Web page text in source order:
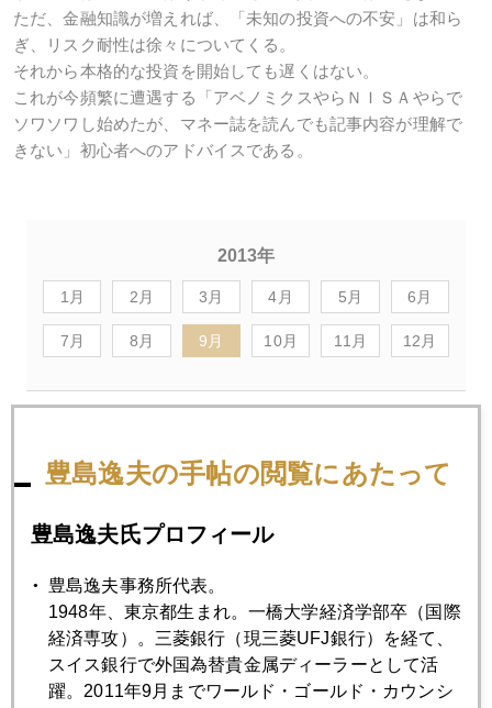
ただ、金融知識が増えれば、「未知の投資への不安」は和ら
ぎ、リスク耐性は徐々についてくる。
それから本格的な投資を開始しても遅くはない。
これが今頻繁に遭遇する「アベノミクスやらＮＩＳＡやらで
ソワソワし始めたが、マネー誌を読んでも記事内容が理解で
きない」初心者へのアドバイスである。
2013年
1月 2月 3月 4月 5月 6月
7月 8月 9月 10月 11月 12月
2013年09月27日
2013年09月26日
再新興国・日本の首相 ＮＹ取引所で演説の効果
豊島逸夫の手帖の閲覧にあたって
豊島逸夫氏プロフィール
豊島逸夫事務所代表。
1948年、東京都生まれ。一橋大学経済学部卒（国際
経済専攻）。三菱銀行（現三菱UFJ銀行）を経て、
スイス銀行で外国為替貴金属ディーラーとして活
躍。2011年9月までワールド・ゴールド・カウンシ